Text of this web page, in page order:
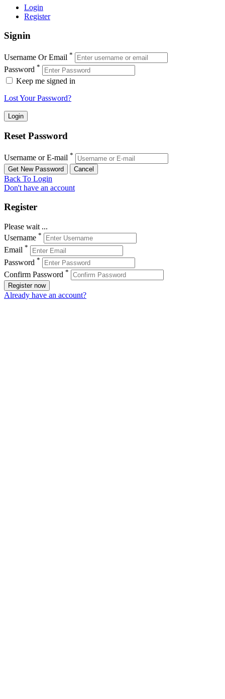
Login
Register
Signin
Username Or Email *
Password *
Keep me signed in
Lost Your Password?
Reset Password
Username or E-mail *
Back To Login
Don't have an account
Register
Please wait ...
Username *
Email *
Password *
Confirm Password *
Register now
Already have an account?